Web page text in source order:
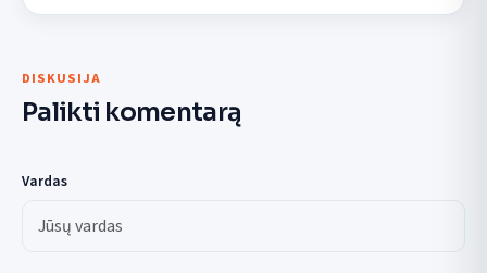
DISKUSIJA
Palikti komentarą
Vardas